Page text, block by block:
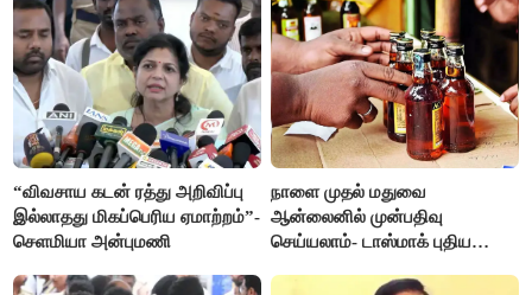
“விவசாய கடன் ரத்து அறிவிப்பு
இல்லாதது மிகப்பெரிய ஏமாற்றம்”-
செளமியா அன்புமணி
நாளை முதல் மதுவை
ஆன்லைனில் முன்பதிவு
செய்யலாம்- டாஸ்மாக் புதிய